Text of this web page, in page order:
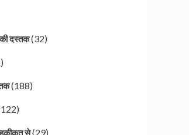
दस्तक(32)
(188)
हकीकत से(29)